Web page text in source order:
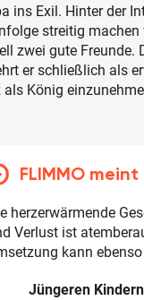
ins Exil. Hinter der
streitig
zwei gute Freunde.
er schließlich als
als König
FLIMMO meint
herzerwärmende
Verlust ist
kann
Jüngeren